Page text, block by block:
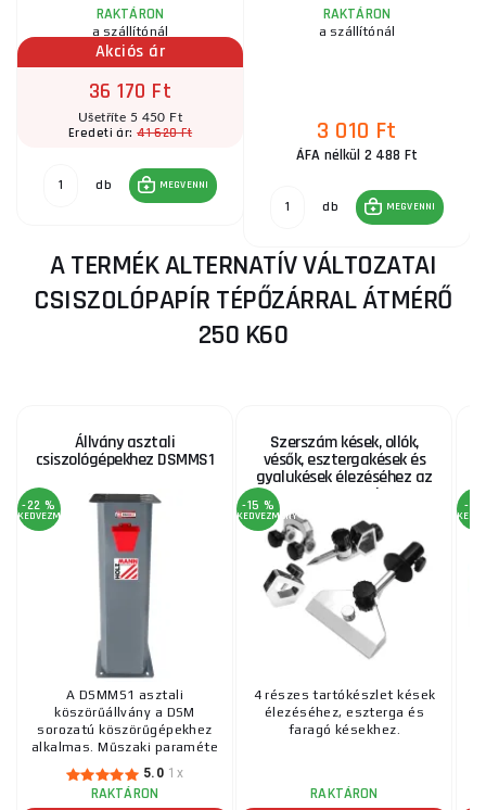
RAKTÁRON
a szállítónál
Akciós ár
36 170 Ft
Ušetříte 5 450 Ft
Eredeti ár:41 620 Ft
db MEGVENNI
RAKTÁRON
a szállítónál
3 010 Ft
ÁFA nélkül 2 488 Ft
db MEGVENNI
A TERMÉK ALTERNATÍV VÁLTOZATAI
CSISZOLÓPAPÍR TÉPŐZÁRRAL ÁTMÉRŐ
250 K60
Állvány asztali
csiszológépekhez DSMMS1
-22 %
KEDVEZMÉNY
A DSMMS1 asztali
köszörűállvány a DSM
sorozatú köszörűgépekhez
alkalmas. Műszaki paraméte
5.0 1x
RAKTÁRON
Szerszám kések, ollók,
vésők, esztergakések és
gyalukések élezéséhez az
NTS250SET-hez
-15 %
KEDVEZMÉNY
4 részes tartókészlet kések
élezéséhez, eszterga és
faragó késekhez.
RAKTÁRON
-4